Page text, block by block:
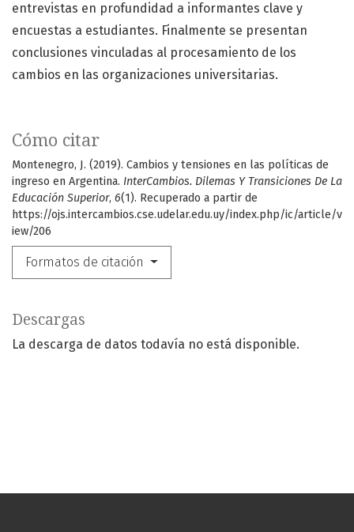
Cómo citar
Montenegro, J. (2019). Cambios y tensiones en las políticas de
ingreso en Argentina. InterCambios. Dilemas Y Transiciones De La
Educación Superior, 6(1). Recuperado a partir de
https://ojs.intercambios.cse.udelar.edu.uy/index.php/ic/article/v
iew/206
Formatos de citación
entrevistas en profundidad a informantes clave y
encuestas a estudiantes. Finalmente se presentan
conclusiones vinculadas al procesamiento de los
cambios en las organizaciones universitarias.
Descargas
La descarga de datos todavía no está disponible.